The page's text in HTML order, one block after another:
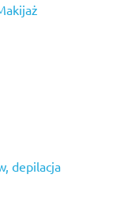
depilacja